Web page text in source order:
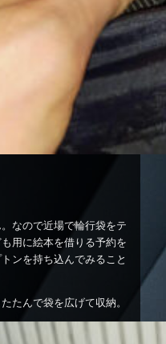
なので近場で輪行袋をテ
用に絵本を借りる予約を
ンを持ち込んでみること
たんで袋を広げて収納。